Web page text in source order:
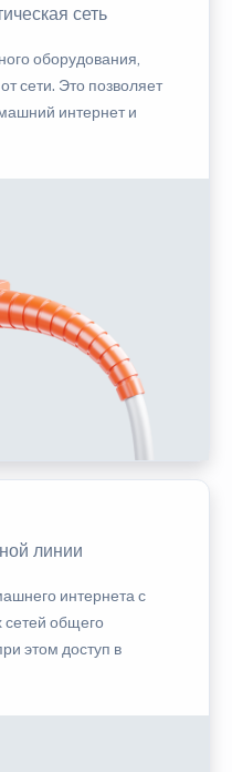
сеть
оборудования,
сети. Это позволяет
интернет и
линии
интернета с
общего
этом доступ в